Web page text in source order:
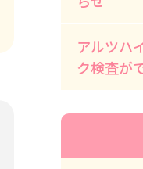
アルツハ
ク検査が